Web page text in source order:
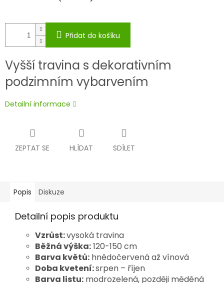
Přidat do košíku
Vyšší travina s dekorativním
podzimním vybarvením
Detailní informace
ZEPTAT SE HLÍDAT SDÍLET
Popis Diskuze
Detailní popis produktu
Vzrůst:vysoká travina
Běžná výška:120-150 cm
Barva květů: hnědočervená až vínová
Doba kvetení:srpen – říjen
Barva listu: modrozelená, později měděná